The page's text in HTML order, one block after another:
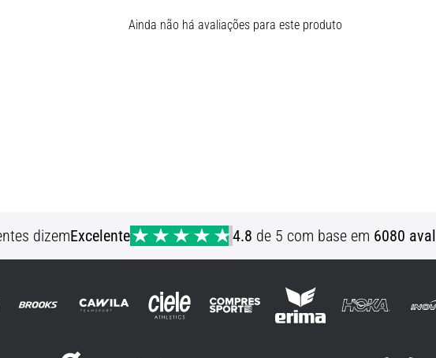
Ainda não há avaliações para este produto
dizemExcelente 4.8 de 5 com base em 6080